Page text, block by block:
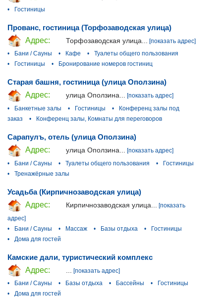
•
Гостиницы
Прованс, гостиница (Торфозаводская улица)
Адрес:
Торфозаводская улица...
[показать адрес]
•
Бани / Сауны • Кафе •
Туалеты общего пользования
•
Гостиницы • Бронирование номеров гостиниц
Старая башня, гостиница (улица Оползина)
Адрес:
улица Оползина... [показать адрес]
•
Банкетные залы • Гостиницы •
Конференц залы под
заказ
• Конференц залы, Комнаты для переговоров
Сарапулъ, отель (улица Оползина)
Адрес:
улица Оползина...
[показать адрес]
•
Бани / Сауны • Туалеты общего пользования •
Гостиницы
•
Тренажёрные залы
Усадьба (Кирпичнозаводская улица)
Адрес:
Кирпичнозаводская улица...
[показать
адрес]
•
Бани / Сауны • Массаж • Базы отдыха •
Гостиницы
•
Дома для гостей
Камские дали, туристический комплекс
Адрес:
[показать адрес]
•
Бани / Сауны • Базы отдыха • Бассейны •
Гостиницы
•
Дома для гостей